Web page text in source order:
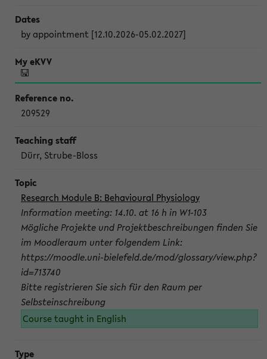
by appointment [12.10.2026-05.02.2027]
209529
Dürr, Strube-Bloss
Research Module B: Behavioural Physiology
Information meeting: 14.10. at 16 h in W1-103
Mögliche Projekte und Projektbeschreibungen finden Sie
im Moodleraum unter folgendem Link:
https://moodle.uni-bielefeld.de/mod/glossary/view.php?
id=713740
Bitte registrieren Sie sich für den Raum per
Selbsteinschreibung
Course taught in English